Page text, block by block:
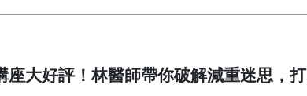
座大好評！林醫師帶你破解減重迷思，打